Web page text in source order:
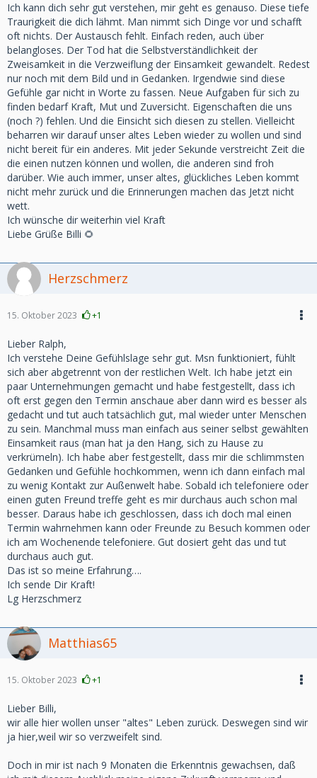
Ich kann dich sehr gut verstehen, mir geht es genauso. Diese tiefe
Traurigkeit die dich lähmt. Man nimmt sich Dinge vor und schafft
oft nichts. Der Austausch fehlt. Einfach reden, auch über
belangloses. Der Tod hat die Selbstverständlichkeit der
Zweisamkeit in die Verzweiflung der Einsamkeit gewandelt. Redest
nur noch mit dem Bild und in Gedanken. Irgendwie sind diese
Gefühle gar nicht in Worte zu fassen. Neue Aufgaben für sich zu
finden bedarf Kraft, Mut und Zuversicht. Eigenschaften die uns
(noch ?) fehlen. Und die Einsicht sich diesen zu stellen. Vielleicht
beharren wir darauf unser altes Leben wieder zu wollen und sind
nicht bereit für ein anderes. Mit jeder Sekunde verstreicht Zeit die
die einen nutzen können und wollen, die anderen sind froh
darüber. Wie auch immer, unser altes, glückliches Leben kommt
nicht mehr zurück und die Erinnerungen machen das Jetzt nicht
wett.
Ich wünsche dir weiterhin viel Kraft
Liebe Grüße Billi 🌻
Herzschmerz
15. Oktober 2023 +1
Lieber Ralph,
Ich verstehe Deine Gefühlslage sehr gut. Msn funktioniert, fühlt
sich aber abgetrennt von der restlichen Welt. Ich habe jetzt ein
paar Unternehmungen gemacht und habe festgestellt, dass ich
oft erst gegen den Termin anschaue aber dann wird es besser als
gedacht und tut auch tatsächlich gut, mal wieder unter Menschen
zu sein. Manchmal muss man einfach aus seiner selbst gewählten
Einsamkeit raus (man hat ja den Hang, sich zu Hause zu
verkrümeln). Ich habe aber festgestellt, dass mir die schlimmsten
Gedanken und Gefühle hochkommen, wenn ich dann einfach mal
zu wenig Kontakt zur Außenwelt habe. Sobald ich telefoniere oder
einen guten Freund treffe geht es mir durchaus auch schon mal
besser. Daraus habe ich geschlossen, dass ich doch mal einen
Termin wahrnehmen kann oder Freunde zu Besuch kommen oder
ich am Wochenende telefoniere. Gut dosiert geht das und tut
durchaus auch gut.
Das ist so meine Erfahrung….
Ich sende Dir Kraft!
Lg Herzschmerz
Matthias65
15. Oktober 2023 +1
Lieber Billi,
wir alle hier wollen unser "altes" Leben zurück. Deswegen sind wir
ja hier,weil wir so verzweifelt sind.
Doch in mir ist nach 9 Monaten die Erkenntnis gewachsen, daß